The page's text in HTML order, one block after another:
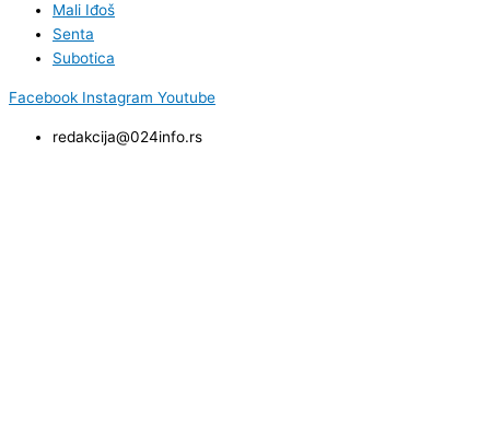
Mali Iđoš
Senta
Subotica
Facebook Instagram Youtube
redakcija@024info.rs